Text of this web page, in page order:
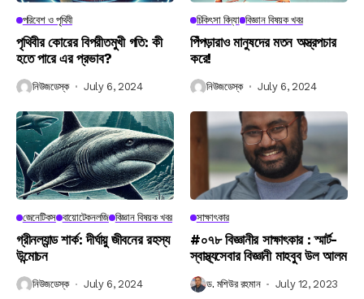
পরিবেশ ও পৃথিবী
পৃথিবীর কোরের বিপরীতমুখী গতি: কী
হতে পারে এর প্রভাব?
নিউজডেস্ক July 6, 2024
চিকিৎসা বিদ্যা বিজ্ঞান বিষয়ক খবর
পিঁপড়ারাও মানুষদের মতন অস্ত্রপচার
করে!
নিউজডেস্ক July 6, 2024
জেনেটিকস বায়োটেকনলজি বিজ্ঞান বিষয়ক খবর
গ্রীনল্যান্ড শার্ক: দীর্ঘায়ু জীবনের রহস্য
উন্মোচন
নিউজডেস্ক July 6, 2024
সাক্ষাৎকার
#০৭৮ বিজ্ঞানীর সাক্ষাৎকার : স্মার্ট-
স্বাস্থ্যসেবার বিজ্ঞানী মাহবুব উল আলম
ড. মশিউর রহমান July 12, 2023